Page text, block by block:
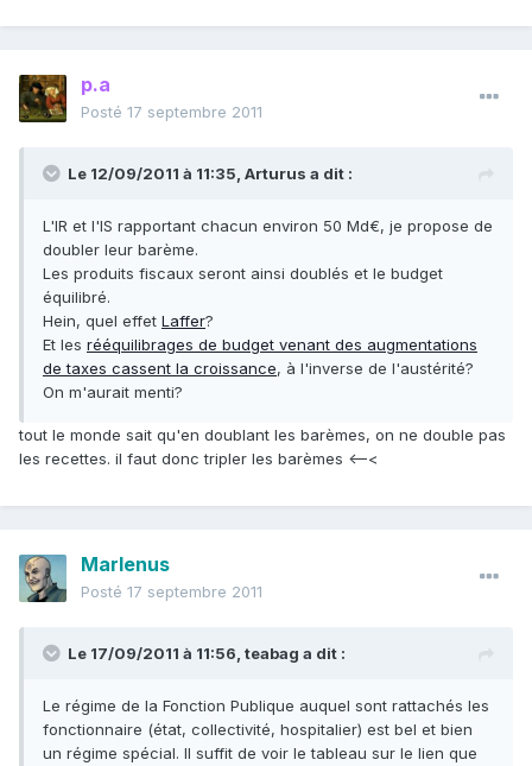
p.a
Posté 17 septembre 2011
Le 12/09/2011 à 11:35, Arturus a dit :
L'IR et l'IS rapportant chacun environ 50 Md€, je propose de
doubler leur barème.
Les produits fiscaux seront ainsi doublés et le budget
équilibré.
Hein, quel effet Laffer?
Et les rééquilibrages de budget venant des augmentations
de taxes cassent la croissance, à l'inverse de l'austérité?
On m'aurait menti?
tout le monde sait qu'en doublant les barèmes, on ne double pas
les recettes. il faut donc tripler les barèmes <–<
Marlenus
Posté 17 septembre 2011
Le 17/09/2011 à 11:56, teabag a dit :
Le régime de la Fonction Publique auquel sont rattachés les
fonctionnaire (état, collectivité, hospitalier) est bel et bien
un régime spécial. Il suffit de voir le tableau sur le lien que